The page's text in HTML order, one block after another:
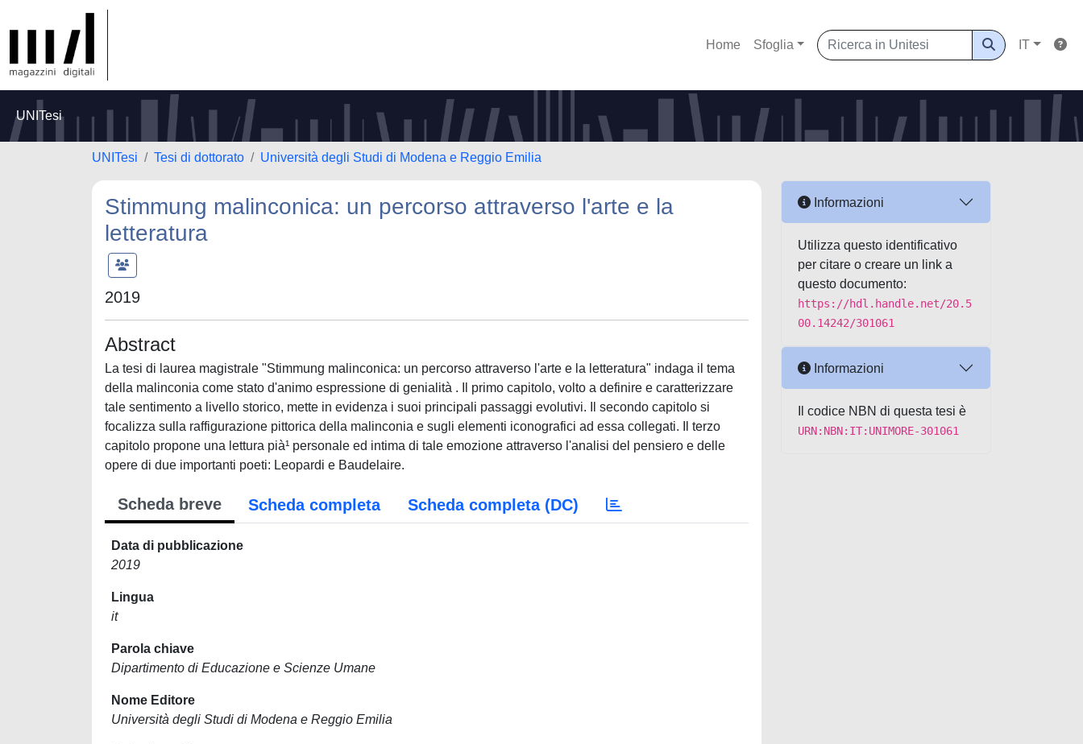
Home Sfoglia IT
UNITesi
UNITesi Tesi di dottorato Università degli Studi di Modena e Reggio Emilia
Stimmung malinconica: un percorso attraverso l'arte e la
letteratura
2019
Abstract
La tesi di laurea magistrale "Stimmung malinconica: un percorso attraverso l'arte e la letteratura" indaga il tema
della malinconia come stato d'animo espressione di genialità . Il primo capitolo, volto a definire e caratterizzare
tale sentimento a livello storico, mette in evidenza i suoi principali passaggi evolutivi. Il secondo capitolo si
focalizza sulla raffigurazione pittorica della malinconia e sugli elementi iconografici ad essa collegati. Il terzo
capitolo propone una lettura pià¹ personale ed intima di tale emozione attraverso l'analisi del pensiero e delle
opere di due importanti poeti: Leopardi e Baudelaire.
Scheda breve Scheda completa Scheda completa (DC)
Data di pubblicazione
2019
Lingua
it
Parola chiave
Dipartimento di Educazione e Scienze Umane
Nome Editore
Università degli Studi di Modena e Reggio Emilia
Informazioni
Utilizza questo identificativo
per citare o creare un link a
questo documento:
https://hdl.handle.net/20.5
00.14242/301061
Informazioni
Il codice NBN di questa tesi è
URN:NBN:IT:UNIMORE-301061